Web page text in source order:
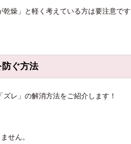
燥」と軽く考えている方は要注意です
ぐ方法
レ」の解消方法をご紹介します！
せん。